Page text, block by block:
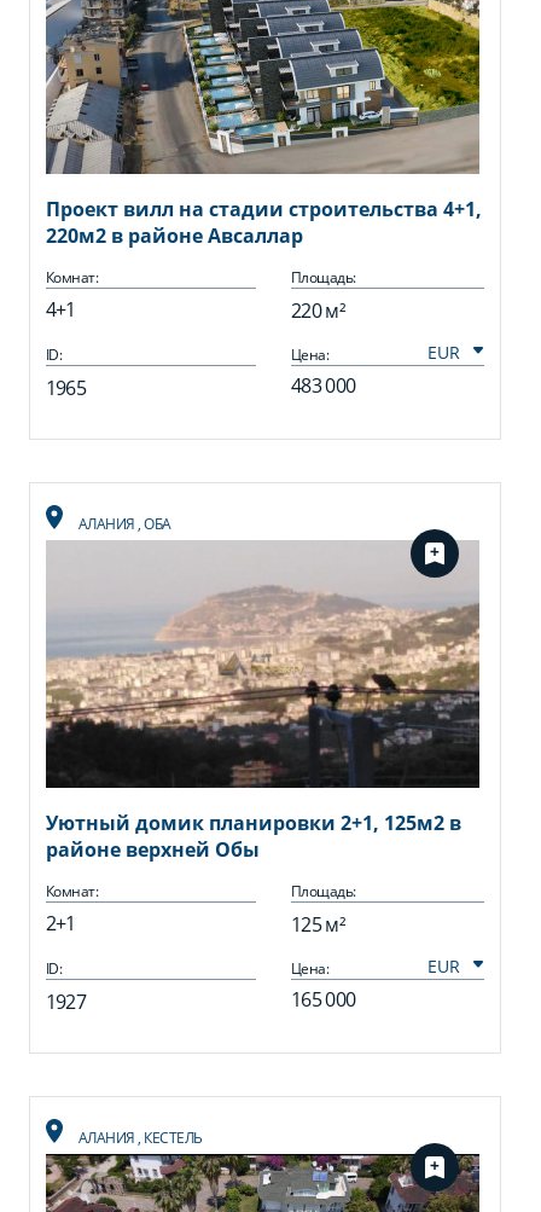
Проект вилл на стадии строительства 4+1,
220м2 в районе Авсаллар
Комнат:
4+1
Площадь:
220 м²
ID:
1965
Цена:
483 000
АЛАНИЯ,ОБА
Уютный домик планировки 2+1, 125м2 в
районе верхней Обы
Комнат:
2+1
Площадь:
125 м²
ID:
1927
Цена:
165 000
АЛАНИЯ, КЕСТЕЛЬ